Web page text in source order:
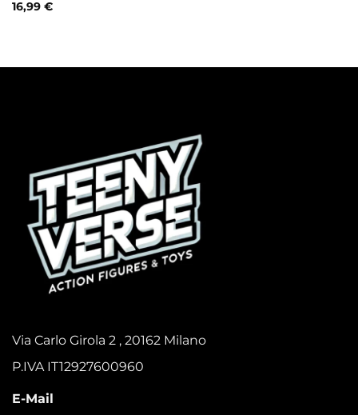
16,99 €
Via Carlo Girola 2 , 20162 Milano
P.IVA IT12927600960
E-Mail